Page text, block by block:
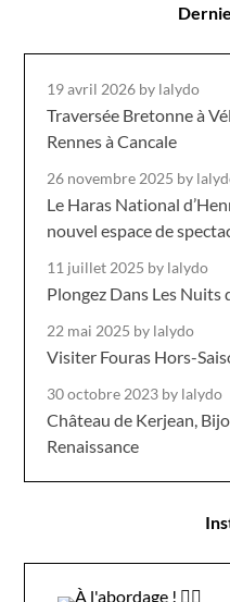
19 avril 2026 by lalydo
Traversée Bretonne à
Rennes à Cancale
26 novembre 2025 by
Le Haras National
nouvel espace de
11 juillet 2025 by lalydo
Plongez Dans Les Nuits
22 mai 2025 by lalydo
Visiter Fouras Hors-
30 octobre 2023 by lalydo
Château de Kerjean,
Renaissance